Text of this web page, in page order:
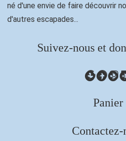
né d'une envie de faire découvrir
d'autres escapades...
Suivez-nous et
Google
Panier
Contactez-